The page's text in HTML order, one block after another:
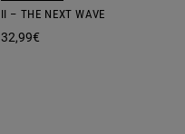
II – THE NEXT WAVE
32,99€